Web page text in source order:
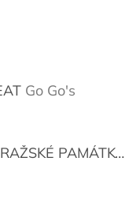
Go Go's
VYSTŘIHOVÁNKY - PRAŽSKÉ PAMÁTKY